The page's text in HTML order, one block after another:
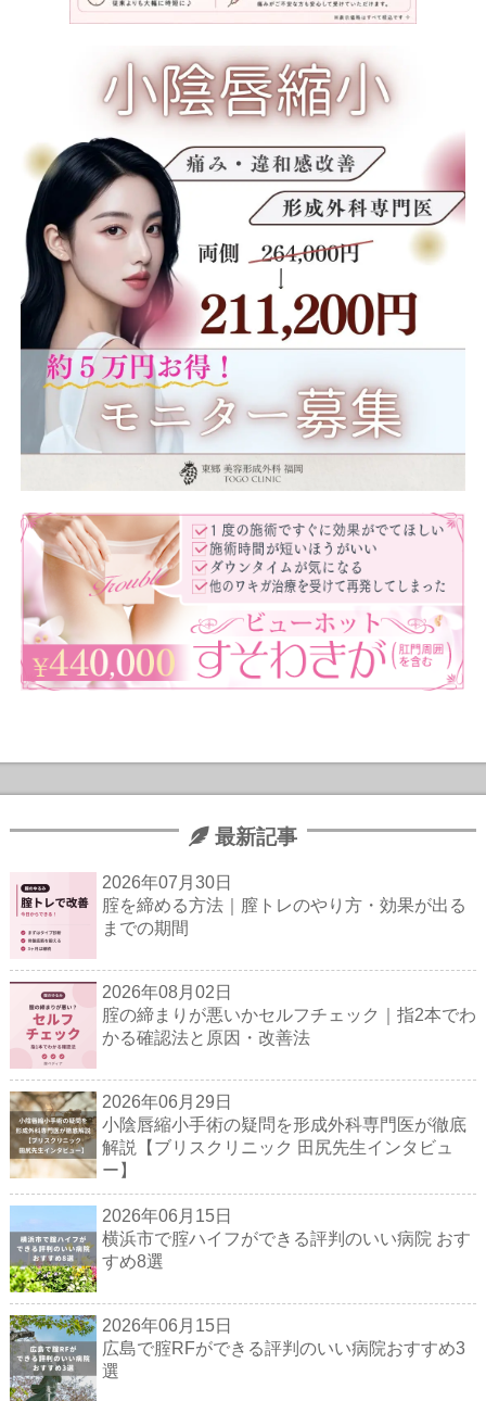
最新記事
2026年07月30日
腟を締める方法｜膣トレのやり方・効果が出る
までの期間
2026年08月02日
腟の締まりが悪いかセルフチェック｜指2本でわ
かる確認法と原因・改善法
2026年06月29日
小陰唇縮小手術の疑問を形成外科専門医が徹底
解説【ブリスクリニック 田尻先生インタビュ
ー】
2026年06月15日
横浜市で腟ハイフができる評判のいい病院 おす
すめ8選
2026年06月15日
広島で腟RFができる評判のいい病院おすすめ3
選